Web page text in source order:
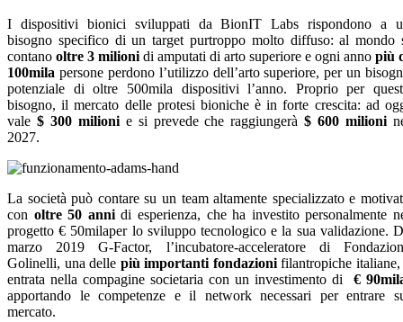
I dispositivi bionici sviluppati da BionIT Labs rispondono a
bisogno specifico di un target purtroppo molto diffuso: al mondo
contano oltre 3 milioni di amputati di arto superiore e ogni anno più
100mila persone perdono l’utilizzo dell’arto superiore, per un
potenziale di oltre 500mila dispositivi l’anno. Proprio per
bisogno, il mercato delle protesi bioniche è in forte crescita: ad
vale $ 300 milioni e si prevede che raggiungerà $ 600 milioni
2027.
La società può contare su un team altamente specializzato e
con oltre 50 annidi esperienza, che ha investito personalmente
progetto € 50milaper lo sviluppo tecnologico e la sua validazione.
marzo 2019 G-Factor, l’incubatore-acceleratore di
Golinelli, una delle più importanti fondazionifilantropiche italiane,
entrata nella compagine societaria con un investimento di €
apportando le competenze e il network necessari per entrare
mercato.